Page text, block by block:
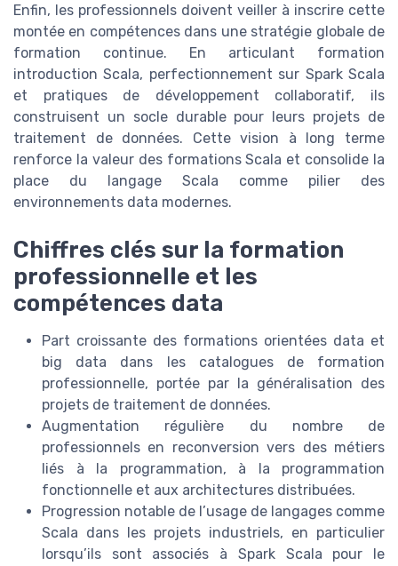
Enfin, les professionnels doivent veiller à inscrire cette
montée en compétences dans une stratégie globale de
formation continue. En articulant formation
introduction Scala, perfectionnement sur Spark Scala
et pratiques de développement collaboratif, ils
construisent un socle durable pour leurs projets de
traitement de données. Cette vision à long terme
renforce la valeur des formations Scala et consolide la
place du langage Scala comme pilier des
environnements data modernes.
Chiffres clés sur la formation
professionnelle et les
compétences data
Part croissante des formations orientées data et
big data dans les catalogues de formation
professionnelle, portée par la généralisation des
projets de traitement de données.
Augmentation régulière du nombre de
professionnels en reconversion vers des métiers
liés à la programmation, à la programmation
fonctionnelle et aux architectures distribuées.
Progression notable de l’usage de langages comme
Scala dans les projets industriels, en particulier
lorsqu’ils sont associés à Spark Scala pour le